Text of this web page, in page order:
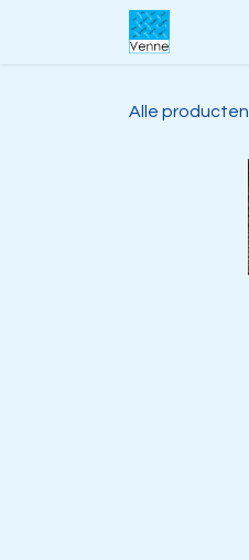
Overslaan naar inhoud
Alle producten